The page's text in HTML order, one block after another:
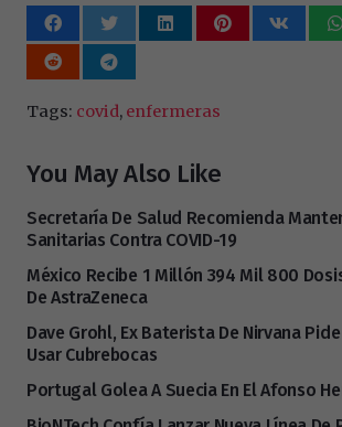
Tags: covid, enfermeras
You May Also Like
Secretaría De Salud Recomienda
Sanitarias Contra COVID-19
México Recibe 1 Millón 394 Mil 800
De AstraZeneca
Dave Grohl, Ex Baterista De Nirvana
Usar Cubrebocas
Portugal Golea A Suecia En El Afonso